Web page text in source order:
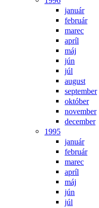
január
február
marec
apríl
máj
jún
júl
august
september
október
november
december
1995
január
február
marec
apríl
máj
jún
júl